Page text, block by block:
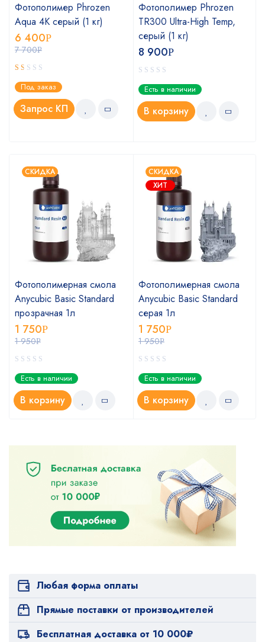
Фотополимер Phrozen
Aqua 4K серый (1 кг)
7 700Р
6 400Р
Оценка
1.00
из
Под заказ
Запрос КП
Фотополимер Phrozen
TR300 Ultra-High Temp,
серый (1 кг)
8 900Р
Есть в наличии
В корзину
СКИДКА
Фотополимерная смола
Anycubic Basic Standard
прозрачная 1л
1 950Р
1 750Р
Есть в наличии
В корзину
СКИДКА
ХИТ
Фотополимерная смола
Anycubic Basic Standard
серая 1л
1 950Р
1 750Р
Есть в наличии
В корзину
Любая форма оплаты
Прямые поставки от производителей
Бесплатная доставка от 10 000₽